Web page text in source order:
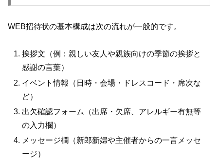
WEB招待状の基本構成は次の流れが一般的です。
挨拶文（例：親しい友人や親族向けの季節の挨拶と
感謝の言葉）
イベント情報（日時・会場・ドレスコード・席次な
ど）
出欠確認フォーム（出席・欠席、アレルギー有無等
の入力欄）
メッセージ欄（新郎新婦や主催者からの一言メッセ
ージ）